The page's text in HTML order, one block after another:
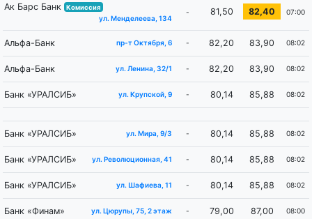
Ак Барс Банк Комиссия
ул. Менделеева, 134
- 81,50 82,40 07:00
Альфа-Банк пр-т Октября, 6 - 82,20 83,90 08:02
Альфа-Банк ул. Ленина, 32/1 - 82,20 83,90 08:02
Банк «УРАЛСИБ» ул. Крупской, 9 - 80,14 85,88 08:02
Банк «УРАЛСИБ» ул. Мира, 9/3 - 80,14 85,88 08:02
Банк «УРАЛСИБ» ул. Революционная, 41 - 80,14 85,88 08:02
Банк «УРАЛСИБ» ул. Шафиева, 11 - 80,14 85,88 08:02
Банк «Финам» ул. Цюрупы, 75, 2 этаж - 79,00 87,00 08:00